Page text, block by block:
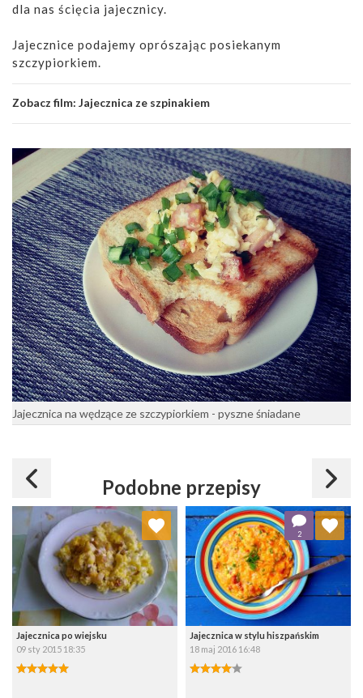
dla nas ścięcia jajecznicy.
Jajecznice podajemy oprószając posiekanym
szczypiorkiem.
Zobacz film: Jajecznica ze szpinakiem
Jajecznica na wędzące ze szczypiorkiem - pyszne śniadane
Podobne przepisy
Jajecznica po wiejsku
09 sty 2015 18:35
Dodaj do ulubionych
Wybierz listę:
Jajecznica w stylu hiszpańskim
18 maj 2016 16:48
2
Dodaj do ulubionych
Wybierz listę: